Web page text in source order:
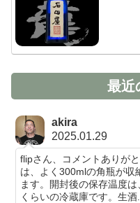
最近
akira
2025.01.29
flipさん、コメントありが
は、よく300mlの角瓶が収
ます。開封後の保存温度
くらいの冷蔵庫です。生酒...